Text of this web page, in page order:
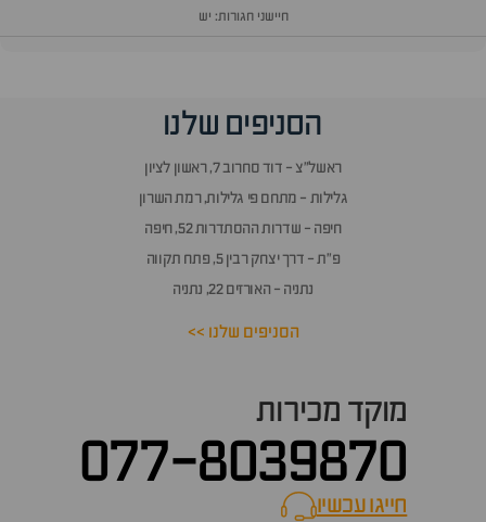
חיישני חגורות: יש
הסניפים שלנו
ראשל״צ - דוד סחרוב 7, ראשון לציון
גלילות - מתחם פי גלילות, רמת השרון
חיפה - שדרות ההסתדרות 52, חיפה
פ״ת - דרך יצחק רבין 5, פתח תקווה
נתניה - האורזים 22, נתניה
הסניפים שלנו >>
מוקד מכירות
077-8039870
חייגו עכשיוcall now